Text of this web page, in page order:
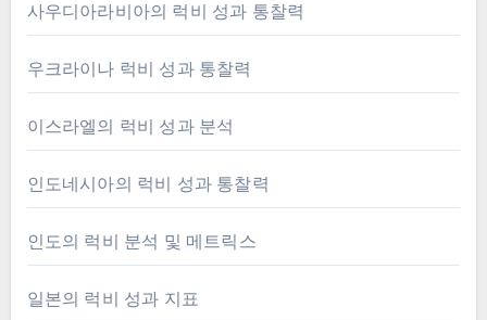
사우디아라비아의 럭비 성과 통찰력
우크라이나 럭비 성과 통찰력
이스라엘의 럭비 성과 분석
인도네시아의 럭비 성과 통찰력
인도의 럭비 분석 및 메트릭스
일본의 럭비 성과 지표